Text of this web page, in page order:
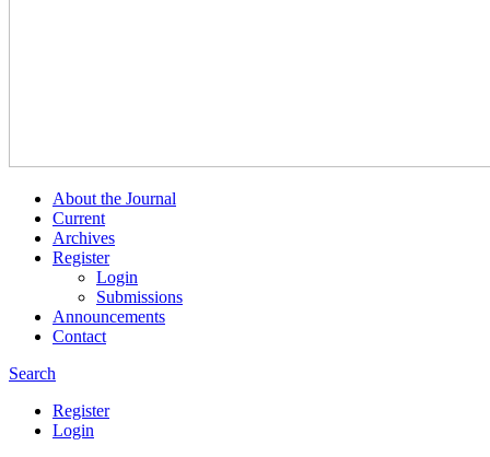
About the Journal
Current
Archives
Register
Login
Submissions
Announcements
Contact
Search
Register
Login